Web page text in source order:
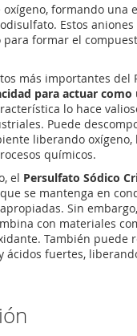
oxígeno, formando una
Estos
para formar el
más importantes del
para actuar
lo hace
Puede
liberando oxígeno,
químicos.
el Persulfato Sódico
se mantenga en
Sin
con materiales
También puede
ácidos fuertes,